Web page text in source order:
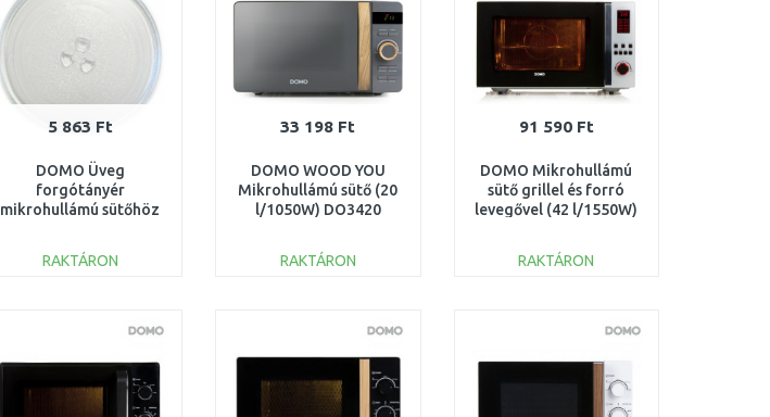
5 863 Ft
DOMO Üveg
forgótányér
mikrohullámú sütőhöz
RAKTÁRON
Összehasonlítás
33 198 Ft
DOMO WOOD YOU
Mikrohullámú sütő (20
l/1050W) DO3420
RAKTÁRON
Összehasonlítás
91 590 Ft
DOMO Mikrohullámú
sütő grillel és forró
levegővel (42 l/1550W)
RAKTÁRON
Összehasonlítás